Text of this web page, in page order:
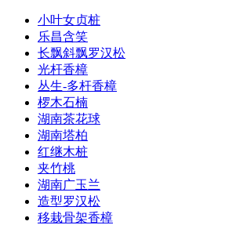
小叶女贞桩
乐昌含笑
长飘斜飘罗汉松
光杆香樟
丛生-多杆香樟
椤木石楠
湖南茶花球
湖南塔柏
红继木桩
夹竹桃
湖南广玉兰
造型罗汉松
移栽骨架香樟